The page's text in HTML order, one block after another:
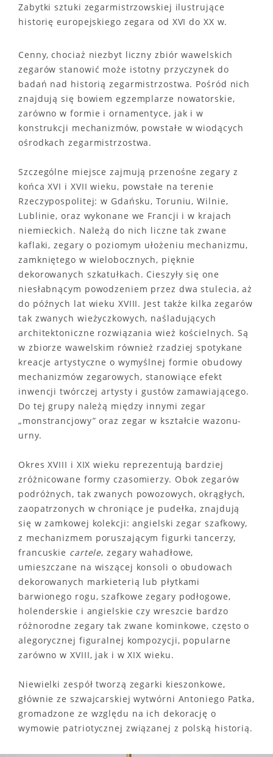
Zabytki sztuki zegarmistrzowskiej ilustrujące
historię europejskiego zegara od XVI do XX w.
Cenny, chociaż niezbyt liczny zbiór wawelskich
zegarów stanowić może istotny przyczynek do
badań nad historią zegarmistrzostwa. Pośród nich
znajdują się bowiem egzemplarze nowatorskie,
zarówno w formie i ornamentyce, jak i w
konstrukcji mechanizmów, powstałe w wiodących
ośrodkach zegarmistrzostwa.
Szczególne miejsce zajmują przenośne zegary z
końca XVI i XVII wieku, powstałe na terenie
Rzeczypospolitej: w Gdańsku, Toruniu, Wilnie,
Lublinie, oraz wykonane we Francji i w krajach
niemieckich. Należą do nich liczne tak zwane
kaflaki, zegary o poziomym ułożeniu mechanizmu,
zamkniętego w wielobocznych, pięknie
dekorowanych szkatułkach. Cieszyły się one
niesłabnącym powodzeniem przez dwa stulecia, aż
do późnych lat wieku XVIII. Jest także kilka zegarów
tak zwanych wieżyczkowych, naśladujących
architektoniczne rozwiązania wież kościelnych. Są
w zbiorze wawelskim również rzadziej spotykane
kreacje artystyczne o wymyślnej formie obudowy
mechanizmów zegarowych, stanowiące efekt
inwencji twórczej artysty i gustów zamawiającego.
Do tej grupy należą między innymi zegar
„monstrancjowy” oraz zegar w kształcie wazonu-
urny.
Okres XVIII i XIX wieku reprezentują bardziej
zróżnicowane formy czasomierzy. Obok zegarów
podróżnych, tak zwanych powozowych, okrągłych,
zaopatrzonych w chroniące je pudełka, znajdują
się w zamkowej kolekcji: angielski zegar szafkowy,
z mechanizmem poruszającym figurki tancerzy,
francuskie cartele, zegary wahadłowe,
umieszczane na wiszącej konsoli o obudowach
dekorowanych markieterią lub płytkami
barwionego rogu, szafkowe zegary podłogowe,
holenderskie i angielskie czy wreszcie bardzo
różnorodne zegary tak zwane kominkowe, często o
alegorycznej figuralnej kompozycji, popularne
zarówno w XVIII, jak i w XIX wieku.
Niewielki zespół tworzą zegarki kieszonkowe,
głównie ze szwajcarskiej wytwórni Antoniego Patka,
gromadzone ze względu na ich dekorację o
wymowie patriotycznej związanej z polską historią.